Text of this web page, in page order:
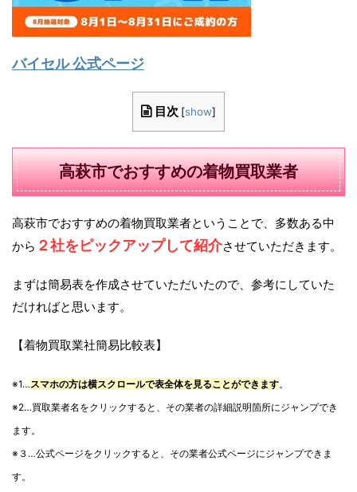
バイセル 公式ページ
目次 [show]
高萩市でおすすめの着物買取業者
高萩市でおすすめの着物買取業者ということで、多数ある中
から ２社をピックアップして紹介させていただきます。
まずは簡易表を作成させていただいたので、参考にしていた
だければと思います。
【着物買取業社簡易比較表】
※1… スマホの方は横スクロールで表全体を見ることができます。
※2…買取業者名をクリックすると、その業者の詳細説明箇所にジャンプでき
ます。
※３…公式ページをクリックすると、その業者公式ページにジャンプできま
す。